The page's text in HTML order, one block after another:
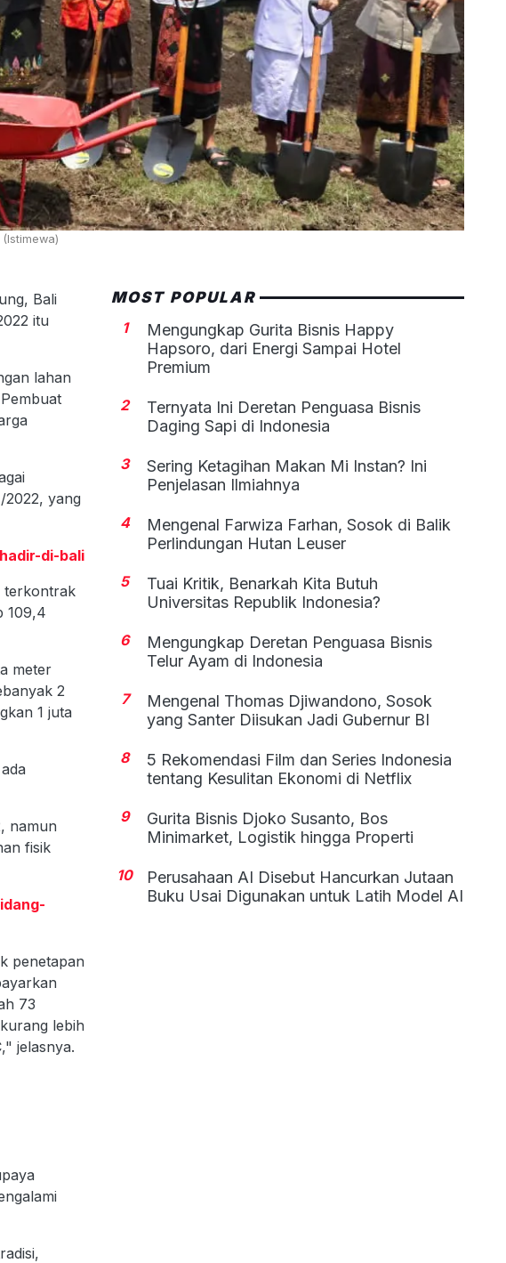
Bali
itu
lahan
2022, yang
di-bali
terkontrak
109,4
meter
2
1 juta
namun
fisik
penetapan
73
lebih
jelasnya.
MOST POPULAR
1
Mengungkap Gurita Bisnis Happy
Hapsoro, dari Energi Sampai Hotel
Premium
2
Ternyata Ini Deretan Penguasa Bisnis
Daging Sapi di Indonesia
3
Sering Ketagihan Makan Mi Instan? Ini
Penjelasan Ilmiahnya
4
Mengenal Farwiza Farhan, Sosok di Balik
Perlindungan Hutan Leuser
5
Tuai Kritik, Benarkah Kita Butuh
Universitas Republik Indonesia?
6
Mengungkap Deretan Penguasa Bisnis
Telur Ayam di Indonesia
7
Mengenal Thomas Djiwandono, Sosok
yang Santer Diisukan Jadi Gubernur BI
8
5 Rekomendasi Film dan Series Indonesia
tentang Kesulitan Ekonomi di Netflix
9
Gurita Bisnis Djoko Susanto, Bos
Minimarket, Logistik hingga Properti
10
Perusahaan AI Disebut Hancurkan Jutaan
Buku Usai Digunakan untuk Latih Model AI